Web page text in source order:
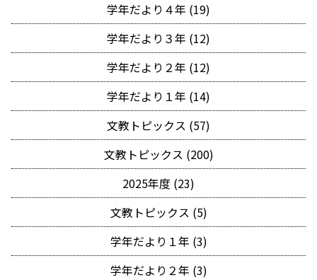
学年だより４年 (19)
学年だより３年 (12)
学年だより２年 (12)
学年だより１年 (14)
文教トピックス (57)
文教トピックス (200)
2025年度 (23)
文教トピックス (5)
学年だより１年 (3)
学年だより２年 (3)